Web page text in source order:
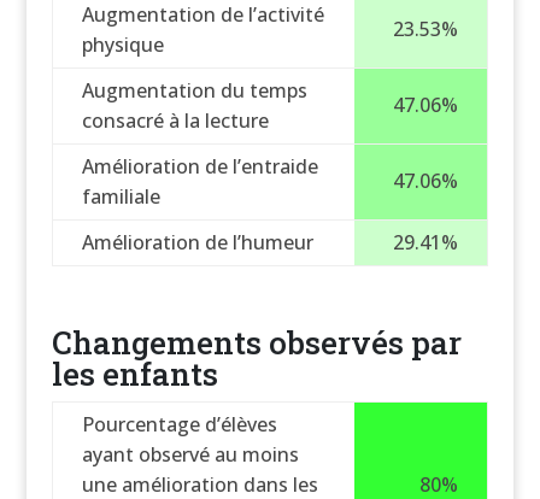
Augmentation de l’activité
physique
23.53%
Augmentation du temps
consacré à la lecture
47.06%
Amélioration de l’entraide
familiale
47.06%
Amélioration de l’humeur 29.41%
Changements observés par
les enfants
Pourcentage d’élèves
ayant observé au moins
une amélioration dans les
80%